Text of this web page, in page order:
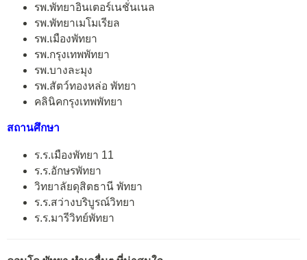
รพ.พัทยาอินเตอร์เนชั่นเนล
รพ.พัทยาเมโมเรียล
รพ.เมืองพัทยา
รพ.กรุงเทพพัทยา
รพ.บางละมุง
รพ.สัตว์ทองหล่อ พัทยา
คลินิคกรุงเทพพัทยา
สถานศึกษา
ร.ร.เมืองพัทยา 11
ร.ร.อักษรพัทยา
วิทยาลัยดุสิตธานี พัทยา
ร.ร.สว่างบริบูรณ์วิทยา
ร.ร.มารีวิทย์พัทยา